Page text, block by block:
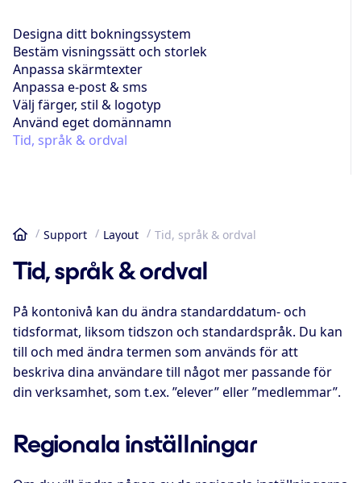
Designa ditt bokningssystem
Bestäm visningssätt och storlek
Anpassa skärmtexter
Anpassa e-post & sms
Välj färger, stil & logotyp
Använd eget domännamn
Tid, språk & ordval
HemSupport Layout Tid, språk & ordval
Tid, språk & ordval
På kontonivå kan du ändra standarddatum- och
tidsformat, liksom tidszon och standardspråk. Du kan
till och med ändra termen som används för att
beskriva dina användare till något mer passande för
din verksamhet, som t.ex. ”elever” eller ”medlemmar”.
Regionala inställningar